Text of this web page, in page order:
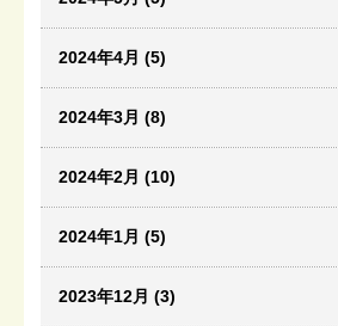
2024年4月 (5)
2024年3月 (8)
2024年2月 (10)
2024年1月 (5)
2023年12月 (3)